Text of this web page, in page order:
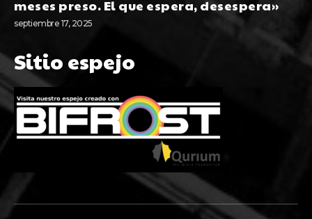
meses preso. El que espera, desespera»
septiembre 17, 2025
Sitio espejo